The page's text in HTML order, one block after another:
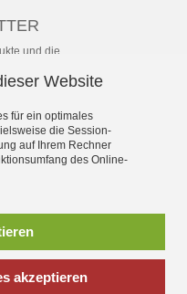
und die
Preisempfehlung
für die ganze Familie.
Website
für ein optimales
die Session-
auf Ihrem Rechner
des Online-
akzeptieren